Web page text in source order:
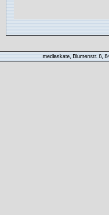
mediaskate, Blumenstr. 8,